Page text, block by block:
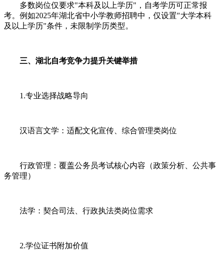
多数岗位仅要求"本科及以上学历"，自考学历可正常报
考。例如2025年湖北省中小学教师招聘中，仅设置"大学本科
及以上学历"条件，未限制学历类型。
三、湖北自考竞争力提升关键举措
1.专业选择战略导向
汉语言文学：适配文化宣传、综合管理类岗位
行政管理：覆盖公务员考试核心内容（政策分析、公共事
务管理）
法学：契合司法、行政执法类岗位需求
2.学位证书附加价值